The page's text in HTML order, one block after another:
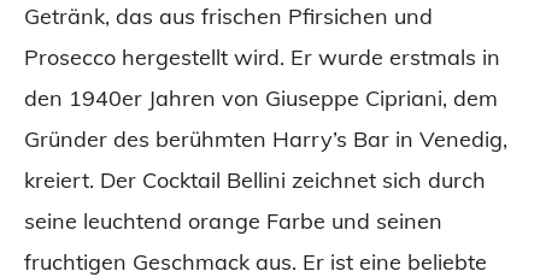
Getränk, das aus frischen Pfirsichen und
Prosecco hergestellt wird. Er wurde erstmals in
den 1940er Jahren von Giuseppe Cipriani, dem
Gründer des berühmten Harry’s Bar in Venedig,
kreiert. Der Cocktail Bellini zeichnet sich durch
seine leuchtend orange Farbe und seinen
fruchtigen Geschmack aus. Er ist eine beliebte